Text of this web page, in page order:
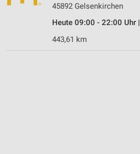
45892 Gelsenkirchen
Heute 09:00 - 22:00 Uhr |
443,61 km